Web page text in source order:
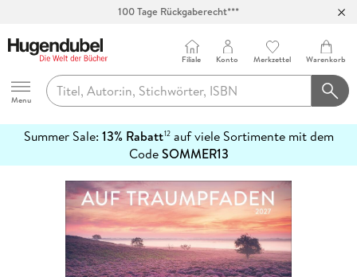
100 Tage Rückgaberecht***
Hugendubel
Menu
Filiale Konto Merkzettel Warenkorb
Summer Sale: 13% Rabatt12auf viele Sortimente mit dem
CodeSOMMER13
erfahren